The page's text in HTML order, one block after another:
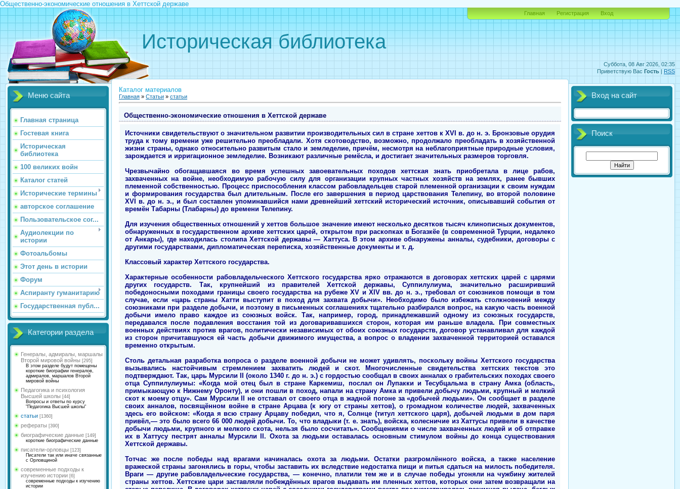
Общественно-экономические отношения в Хеттской державе
Суббота, 08 Авг 2026, 02:35
Приветствую Вас Гость | RSS
Историческая библиотека
Главная Регистрация Вход
Меню сайта
Главная страница
Гостевая книга
Историческая
библиотека
100 великих войн
Каталог статей
Исторические термины
авторское соглашение
Пользовательское сог...
Аудиолекции по
истории
Фотоальбомы
Этот день в истории
Форум
Аспиранту гуманитарию
Государственная публ...
Категории раздела
Генералы, адмиралы, маршалы
Второй мировой войны [295]
В этом разделе будут помещены
короткие биографии генералов,
адмиралов, маршалов Второй
мировой войны
Педагогика и психология
Высшей школы [44]
Вопросы и ответы по курсу
"Педагогика Высшей школы"
статьи [1360]
рефераты [390]
биографические данные [149]
короткие биографические данные
писатели-орловцы [123]
Писатели так или иначе связанные
с Орловщиной
современные подходы к
изучению истории [6]
современные подходы к изучению
истории
Каталог материалов
Главная » Статьи » статьи
Общественно-экономические отношения в Хеттской державе
Источники свидетельствуют о значительном развитии производительных сил в стране хеттов к XVI в. до н. э. Бронзовые орудия
труда к тому времени уже решительно преобладали. Хотя скотоводство, возможно, продолжало преобладать в хозяйственной
жизни страны, однако относительно развитым стало и земледелие, причём, несмотря на неблагоприятные природные условия,
зарождается и ирригационное земледелие. Возникают различные ремёсла, и достигает значительных размеров торговля.
Чрезвычайно обогащавшаяся во время успешных завоевательных походов хеттская знать приобретала в лице рабов,
захваченных на войне, необходимую рабочую силу для организации крупных частных хозяйств на землях, ранее бывших
племенной собственностью. Процесс приспособления классом рабовладельцев старой племенной организации к своим нуждам
и формирования государства был длительным. После его завершения в период царствования Телепину, во второй половине
XVI в. до н. э., и был составлен упоминавшийся нами древнейший хеттский исторический источник, описывавший события от
времён Табарны (Тлабарны) до времени Телепину.
Для изучения общественных отношений у хеттов большое значение имеют несколько десятков тысяч клинописных документов,
обнаруженных в государственном архиве хеттских царей, открытом при раскопках в Богазкёе (в современной Турции, недалеко
от Анкары), где находилась столипа Хеттской державы — Хаттуса. В этом архиве обнаружены анналы, судебники, договоры с
другими государствами, дипломатическая переписка, хозяйственные документы и т. д.
Классовый характер Хеттского государства.
Характерные особенности рабовладельческого Хеттского государства ярко отражаются в договорах хеттских царей с царями
других государств. Так, крупнейший из правителей Хеттской державы, Суппилулиума, значительно расширивший
победоносными походами границы своего государства на рубеже XV и XIV вв. до н. э., требовал от союзников помощи в том
случае, если «царь страны Хатти выступит в поход для захвата добычи». Необходимо было избежать столкновений между
союзниками при разделе добычи, и поэтому в письменных соглашениях тщательно разбирался вопрос, на какую часть военной
добычи имело право каждое из союзных войск. Так, например, город, принадлежавший одному из союзных государств,
передавался после подавления восстания той из договаривавшихся сторон, которая им раньше владела. При совместных
военных действиях против врагов, политически независимых от обоих союзных государств, договор устанавливал для каждой
из сторон причитавшуюся ей часть добычи движимого имущества, а вопрос о владении захваченной территорией оставался
временно открытым.
Столь детальная разработка вопроса о разделе военной добычи не может удивлять, поскольку войны Хеттского государства
вызывались настойчивым стремлением захватить людей и скот. Многочисленные свидетельства хеттских текстов это
подтверждают. Так, царь Мурсили II (около 1340 г. до н. э.) с гордостью сообщал в своих анналах о грабительских походах своего
отца Суппилулиумы: «Когда мой отец был в стране Каркемиш, послал он Лупакки и Тесубцальма в страну Амка (область,
примыкающую к Нижнему Оронту), и они пошли в поход, напали на страну Амка и привели добычу людьми, крупный и мелкий
скот к моему отцу». Сам Мурсили II не отставал от своего отца в жадной погоне за «добычей людьми». Он сообщает в разделе
своих анналов, посвящённом войне в стране Арцава (к югу от страны хеттов), о громадном количестве людей, захваченных
здесь его войском: «Когда я всю страну Арцаву победил, что я, Солнце (титул хеттского царя), добычей людьми в дом паря
привёл,— это было всего 66 000 людей добычи. То, что владыки (т. е. знать), войска, колесничие из Хаттусы привели в качестве
добычи людьми, крупного и мелкого скота, нельзя было сосчитать». Сообщениями о числе захваченных людей и об отправке
их в Хаттусу пестрят анналы Мурсили II. Охота за людьми оставалась основным стимулом войны до конца существования
Хеттской державы.
Тотчас же после победы над врагами начиналась охота за людьми. Остатки разгромлённого войска, а также население
вражеской страны загонялись в горы, чтобы заставить их вследствие недостатка пищи и питья сдаться на милость победителя.
Враги — другие рабовладельческие государства, — конечно, платили тем же и в случае победы угоняли на чужбину жителей
страны хеттов. Хеттские цари заставляли побеждённых врагов выдавать им пленных хеттов, которых они затем возвращали на
Вход на сайт
Поиск